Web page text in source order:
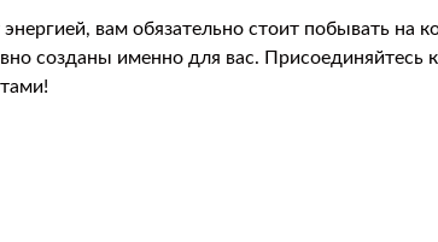
вам обязательно стоит побывать на
созданы именно для вас. Присоединяйтесь